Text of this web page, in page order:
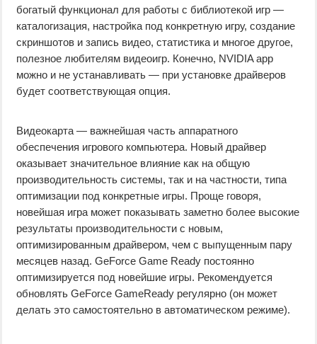
богатый функционал для работы с библиотекой игр —
каталогизация, настройка под конкретную игру, создание
скриншотов и запись видео, статистика и многое другое,
полезное любителям видеоигр. Конечно, NVIDIA app
можно и не устанавливать — при установке драйверов
будет соответствующая опция.
Видеокарта — важнейшая часть аппаратного
обеспечения игрового компьютера. Новый драйвер
оказывает значительное влияние как на общую
производительность системы, так и на частности, типа
оптимизации под конкретные игры. Проще говоря,
новейшая игра может показывать заметно более высокие
результаты производительности с новым,
оптимизированным драйвером, чем с выпущенным пару
месяцев назад. GeForce Game Ready постоянно
оптимизируется под новейшие игры. Рекомендуется
обновлять GeForce GameReady регулярно (он может
делать это самостоятельно в автоматическом режиме).